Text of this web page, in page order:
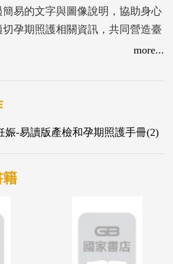
易的文字與圖像說明，協助身心
孕期照護相關資訊，共同營造臺
more...
娠-易讀版產檢和孕期照護手冊(2)
籍